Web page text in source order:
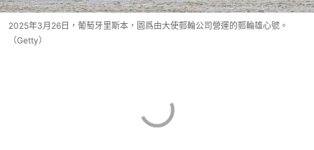
2025年3月26日，葡萄牙里斯本，圖爲由大使郵輪公司營運的郵輪雄心號。
（Getty）